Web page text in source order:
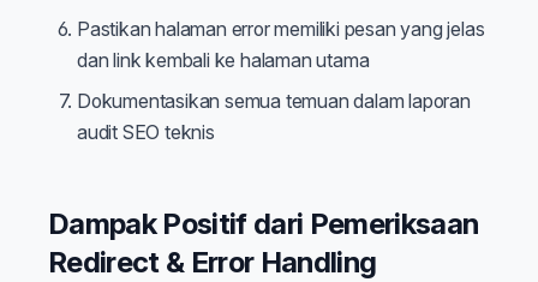
Pastikan halaman error memiliki pesan yang jelas
dan link kembali ke halaman utama
Dokumentasikan semua temuan dalam laporan
audit SEO teknis
Dampak Positif dari Pemeriksaan
Redirect & Error Handling